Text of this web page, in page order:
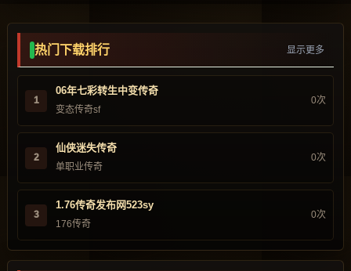
热门下载排行 显示更多
1
06年七彩转生中变传奇
变态传奇sf
0次
2
仙侠迷失传奇
单职业传奇
0次
3
1.76传奇发布网523sy
176传奇
0次